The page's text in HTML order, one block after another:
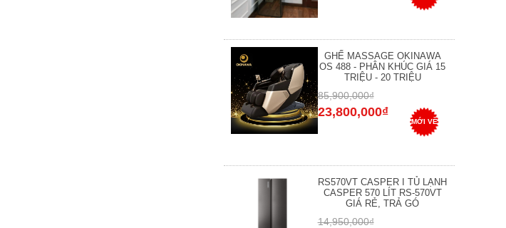
GHẾ MASSAGE OKINAWA
OS 488 - PHÂN KHÚC GIÁ 15
TRIỆU - 20 TRIỆU
85,900,000₫
23,800,000₫
MỚI VỀ
RS570VT CASPER I TỦ LẠNH
CASPER 570 LÍT RS-570VT
GIÁ RẺ, TRẢ GÓ
14,950,000₫